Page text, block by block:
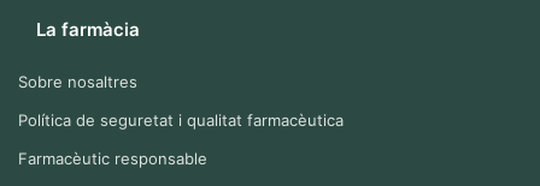
La farmàcia
Sobre nosaltres
Política de seguretat i qualitat farmacèutica
Farmacèutic responsable